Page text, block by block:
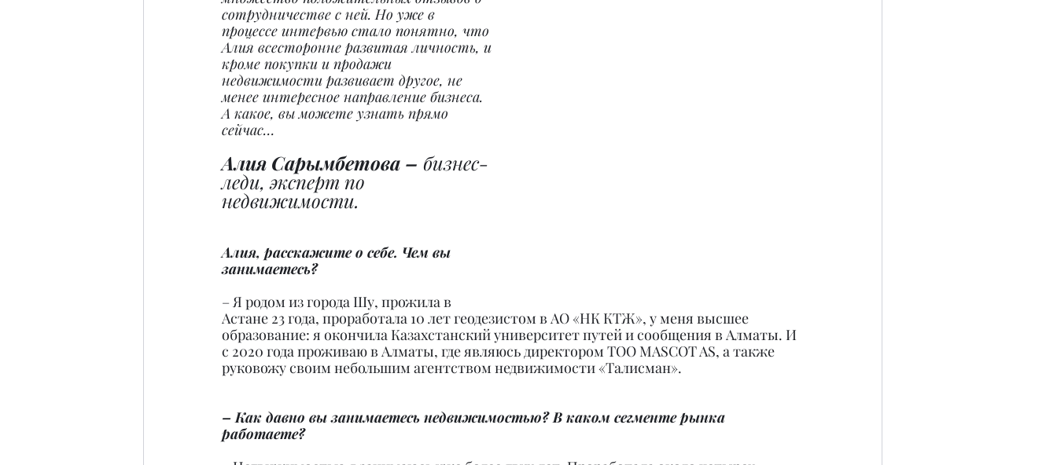
сотрудничестве с ней. Но уже в
процессе интервью стало понятно, что
Алия всесторонне развитая личность, и
кроме покупки и продажи
недвижимости развивает другое, не
менее интересное направление бизнеса.
А какое, вы можете узнать прямо
сейчас…
Алия Сарымбетова – бизнес-
леди, эксперт по
недвижимости.
Алия, расскажите о себе. Чем вы
занимаетесь?
– Я родом из города Шу, прожила в
Астане 23 года, проработала 10 лет геодезистом в АО «НК КТЖ», у меня высшее
образование: я окончила Казахстанский университет путей и сообщения в Алматы. И
с 2020 года проживаю в Алматы, где являюсь директором ТОО MASCOT AS, а также
руковожу своим небольшим агентством недвижимости «Талисман».
– Как давно вы занимаетесь недвижимостью? В каком сегменте рынка
работаете?